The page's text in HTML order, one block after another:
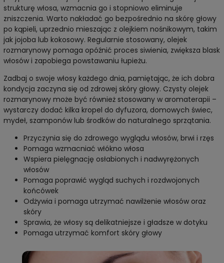
strukturę włosa, wzmacnia go i stopniowo eliminuje
zniszczenia. Warto nakładać go bezpośrednio na skórę głowy
po kąpieli, uprzednio mieszając z olejkiem nośnikowym, takim
jak jojoba lub kokosowy. Regularnie stosowany, olejek
rozmarynowy pomaga opóźnić proces siwienia, zwiększa blask
włosów i zapobiega powstawaniu łupieżu.
Zadbaj o swoje włosy każdego dnia, pamiętając, że ich dobra
kondycja zaczyna się od zdrowej skóry głowy. Czysty olejek
rozmarynowy może być również stosowany w aromaterapii –
wystarczy dodać kilka kropel do dyfuzora, domowych świec,
mydeł, szamponów lub środków do naturalnego sprzątania.
Przyczynia się do zdrowego wyglądu włosów, brwi i rzęs
Pomaga wzmacniać włókno włosa
Wspiera pielęgnację osłabionych i nadwyrężonych
włosów
Pomaga poprawić wygląd suchych i rozdwojonych
końcówek
Odżywia i pomaga utrzymać nawilżenie włosów oraz
skóry
Sprawia, że włosy są delikatniejsze i gładsze w dotyku
Pomaga utrzymać komfort skóry głowy